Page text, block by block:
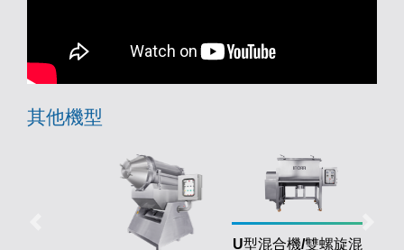
其他機型
U型混合機/雙螺旋混合